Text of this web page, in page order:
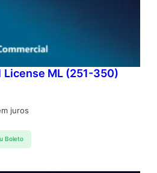
License ML (251-350)
juros
Boleto